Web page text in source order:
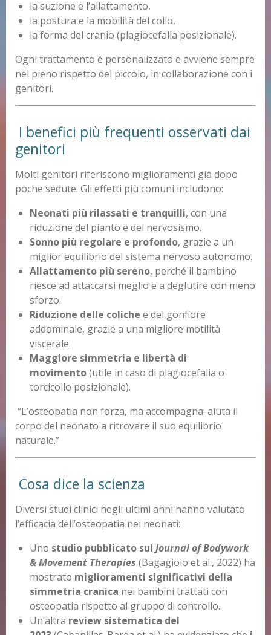
la suzione e l’allattamento,
la postura e la mobilità del collo,
la forma del cranio (plagiocefalia posizionale).
Ogni trattamento è personalizzato e avviene sempre
nel pieno rispetto del piccolo, in collaborazione con i
genitori.
I benefici più frequenti osservati dai
genitori
Molti genitori riferiscono miglioramenti già dopo
poche sedute. Gli effetti più comuni includono:
Neonati più rilassati e tranquilli, con una
riduzione del pianto e del nervosismo.
Sonno più regolare e profondo, grazie a un
miglior equilibrio del sistema nervoso autonomo.
Allattamento più sereno, perché il bambino
riesce ad attaccarsi meglio e a deglutire con meno
sforzo.
Riduzione delle coliche e del gonfiore
addominale, grazie a una migliore motilità
viscerale.
Maggiore simmetria e libertà di
movimento(utile in caso di plagiocefalia o
torcicollo posizionale).
“L’osteopatia non forza, ma accompagna: aiuta il
corpo del neonato a ritrovare il suo equilibrio
naturale.”
Cosa dice la scienza
Diversi studi clinici negli ultimi anni hanno valutato
l’efficacia dell’osteopatia nei neonati:
Uno studio pubblicato sul Journal of Bodywork
& Movement Therapies (Bagagiolo et al., 2022) ha
mostrato miglioramenti significativi della
simmetria cranica nei bambini trattati con
osteopatia rispetto al gruppo di controllo.
Un’altra review sistematica del